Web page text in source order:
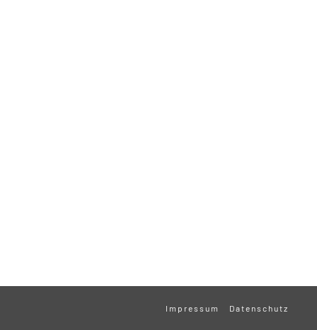
Impressum Datenschutz